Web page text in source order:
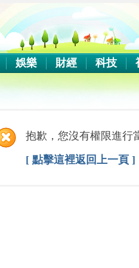
娛樂 財經 科技
抱歉，您沒有權限進行
[ 點擊這裡返回上一頁 ]